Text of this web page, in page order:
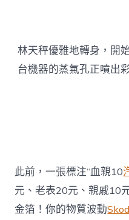
林天秤優雅地轉身，開
台機器的蒸氣孔正噴出
此前，一張標注“血親10
元、老表20元、親戚10
金箔！你的物質波動